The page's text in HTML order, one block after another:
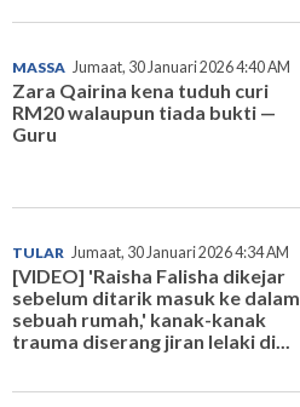
MASSA Jumaat, 30 Januari 2026 4:40 AM
Zara Qairina kena tuduh curi
RM20 walaupun tiada bukti —
Guru
TULAR Jumaat, 30 Januari 2026 4:34 AM
[VIDEO] 'Raisha Falisha dikejar
sebelum ditarik masuk ke dalam
sebuah rumah,' kanak-kanak
trauma diserang jiran lelaki di...